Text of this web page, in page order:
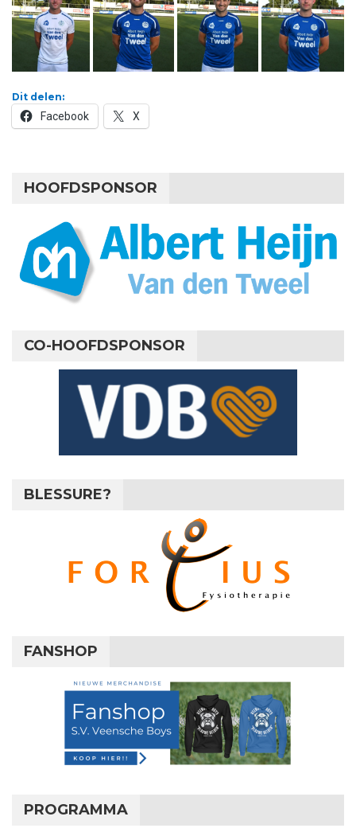
Dit delen:
Facebook X
HOOFDSPONSOR
CO-HOOFDSPONSOR
BLESSURE?
FANSHOP
PROGRAMMA